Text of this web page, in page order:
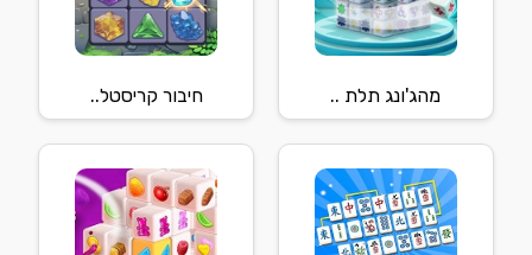
מהג'ונג תלת .. חיבור קריסטל..